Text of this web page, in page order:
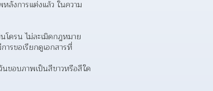
ลังการแต่งแล้ว ในความ
โดรน ไม่ละเมิดกฎหมาย
รขอเรียกดูเอกสารที่
ขอบภาพเป็นสีขาวหรือสีใด